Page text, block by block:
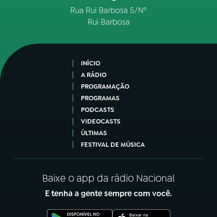
Rua Rui Barbosa S/Nº
Rui Barbosa
INÍCIO
A RÁDIO
PROGRAMAÇÃO
PROGRAMAS
PODCASTS
VIDEOCASTS
ÚLTIMAS
FESTIVAL DE MÚSICA
Baixe o app da rádio Nacional
E tenha a gente sempre com você.